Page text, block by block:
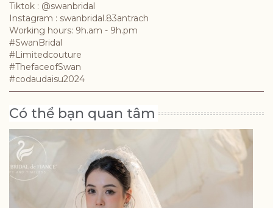
Tiktok : @swanbridal
Instagram : swanbridal.83antrach
Working hours: 9h.am - 9h.pm
#SwanBridal
#Limitedcouture
#ThefaceofSwan
#codaudaisu2024
Có thể bạn quan tâm